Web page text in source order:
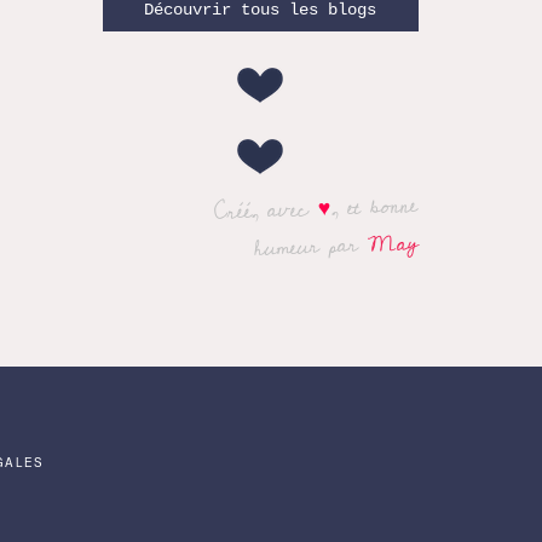
Découvrir tous les blogs
Créé, avec♥, et bonne
humeur parMay